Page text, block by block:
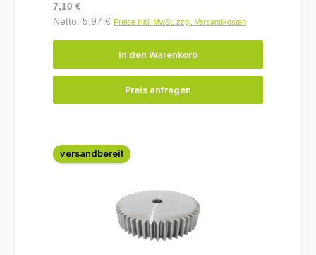
Regulärer Preis:
7,10 €
Netto: 5,97 € Preise inkl. MwSt. zzgl. Versandkosten
In den Warenkorb
Preis anfragen
versandbereit